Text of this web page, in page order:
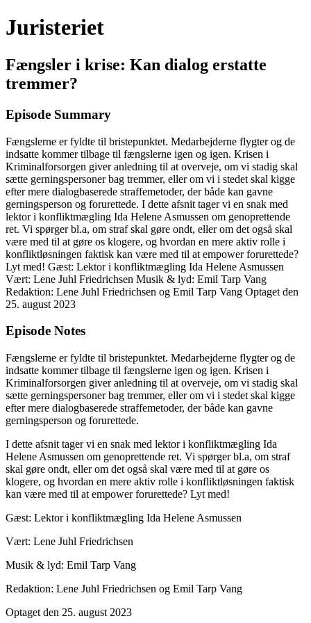
Juristeriet
Fængsler i krise: Kan dialog erstatte
tremmer?
Episode Summary
Fængslerne er fyldte til bristepunktet. Medarbejderne flygter og de
indsatte kommer tilbage til fængslerne igen og igen. Krisen i
Kriminalforsorgen giver anledning til at overveje, om vi stadig skal
sætte gerningspersoner bag tremmer, eller om vi i stedet skal kigge
efter mere dialogbaserede straffemetoder, der både kan gavne
gerningsperson og forurettede. I dette afsnit tager vi en snak med
lektor i konfliktmægling Ida Helene Asmussen om genoprettende
ret. Vi spørger bl.a, om straf skal gøre ondt, eller om det også skal
være med til at gøre os klogere, og hvordan en mere aktiv rolle i
konfliktløsningen faktisk kan være med til at empower forurettede?
Lyt med! Gæst: Lektor i konfliktmægling Ida Helene Asmussen
Vært: Lene Juhl Friedrichsen Musik & lyd: Emil Tarp Vang
Redaktion: Lene Juhl Friedrichsen og Emil Tarp Vang Optaget den
25. august 2023
Episode Notes
Fængslerne er fyldte til bristepunktet. Medarbejderne flygter og de
indsatte kommer tilbage til fængslerne igen og igen. Krisen i
Kriminalforsorgen giver anledning til at overveje, om vi stadig skal
sætte gerningspersoner bag tremmer, eller om vi i stedet skal kigge
efter mere dialogbaserede straffemetoder, der både kan gavne
gerningsperson og forurettede.
I dette afsnit tager vi en snak med lektor i konfliktmægling Ida
Helene Asmussen om genoprettende ret. Vi spørger bl.a, om straf
skal gøre ondt, eller om det også skal være med til at gøre os
klogere, og hvordan en mere aktiv rolle i konfliktløsningen faktisk
kan være med til at empower forurettede? Lyt med!
Gæst: Lektor i konfliktmægling Ida Helene Asmussen
Vært: Lene Juhl Friedrichsen
Musik & lyd: Emil Tarp Vang
Redaktion: Lene Juhl Friedrichsen og Emil Tarp Vang
Optaget den 25. august 2023